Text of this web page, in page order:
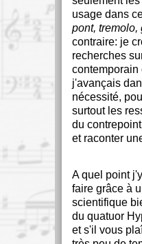
usage dans
pont, tremolo,
contraire: je
recherches
contemporain
j'avançais
nécessité,
surtout les
du
et raconter
A quel point
faire grâce à
scientifique
du quatuor
et s'il vous